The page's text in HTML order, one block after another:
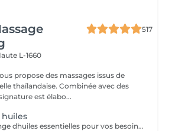
517
L-1660
propose des massages issus de
thaïlandaise. Combinée avec des
est élabo...
huiles
On choisira un mélange dhuiles essentielles pour vos besoins physiques. Un massage thérapeutique à laide dune technique spéciale pour vider les poches de liquide lymphatique et de rétention deau. Ce traitement est conçu pour aider à stimuler la circulation et daccroître la capacité du corps à éliminer les toxines et à absorber les éléments nutritifs. Vos huiles essentielles préférées peuvent être sélectionnées à votre arrivée.